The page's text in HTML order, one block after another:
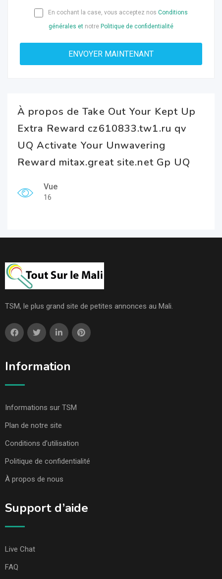
En cochant la case, vous acceptez nos Conditions
générales et notre Politique de confidentialité
À propos de Take Out Your Kept Up
Extra Reward cz610833.tw1.ru qv
UQ Activate Your Unwavering
Reward mitax.great site.net Gp UQ
Vue
16
TSM, le plus grand site de petites annonces au Mali.
Information
Informations sur TSM
Plan de notre site
Conditions d’utilisation
Politique de confidentialité
À propos de nous
Support d’aide
Live Chat
FAQ